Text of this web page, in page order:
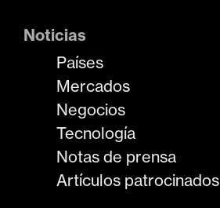
Noticias
Países
Mercados
Negocios
Tecnología
Notas de prensa
Artículos patrocinados